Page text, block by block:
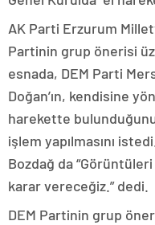
AK Parti Erzurum
Partinin grup önerisi
esnada, DEM Parti
Doğan’ın, kendisine
harekette
işlem yapılmasını
Bozdağ da
karar vereceğiz.” dedi.
DEM Partinin grup